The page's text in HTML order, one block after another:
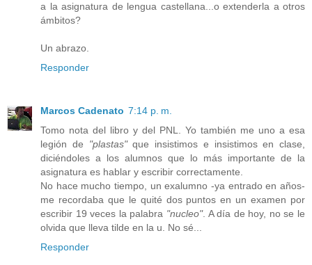
a la asignatura de lengua castellana...o extenderla a otros
ámbitos?
Un abrazo.
Responder
Marcos Cadenato 7:14 p. m.
Tomo nota del libro y del PNL. Yo también me uno a esa
legión de "plastas"que insistimos e insistimos en clase,
diciéndoles a los alumnos que lo más importante de la
asignatura es hablar y escribir correctamente.
No hace mucho tiempo, un exalumno -ya entrado en años-
me recordaba que le quité dos puntos en un examen por
escribir 19 veces la palabra "nucleo". A día de hoy, no se le
olvida que lleva tilde en la u. No sé...
Responder